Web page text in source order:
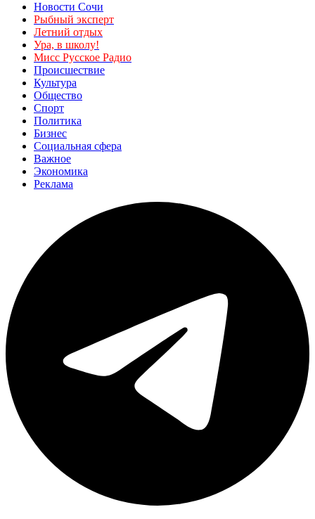
Новости Сочи
Рыбный эксперт
Летний отдых
Ура, в школу!
Мисс Русское Радио
Происшествие
Культура
Общество
Спорт
Политика
Бизнес
Социальная сфера
Важное
Экономика
Реклама